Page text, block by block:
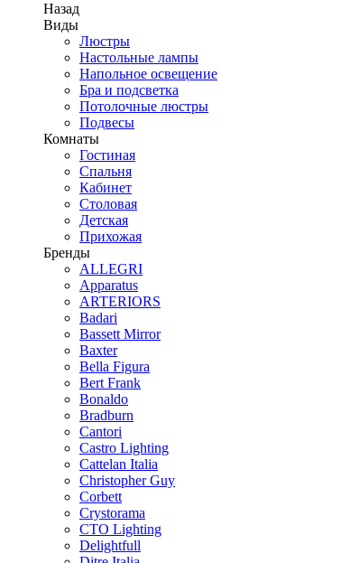
Назад
Виды
Люстры
Настольные лампы
Напольное освещение
Бра и подсветка
Потолочные люстры
Подвесы
Комнаты
Гостиная
Спальня
Кабинет
Столовая
Детская
Прихожая
Бренды
ALLEGRI
Apparatus
ARTERIORS
Badari
Bassett Mirror
Baxter
Bella Figura
Bert Frank
Bonaldo
Bradburn
Cantori
Castro Lighting
Cattelan Italia
Christopher Guy
Corbett
Crystorama
CTO Lighting
Delightfull